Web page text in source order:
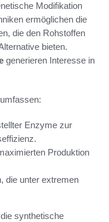
Modifikation
ermöglichen die
die den Rohstoffen
bieten.
generieren Interesse in
Enzyme zur
Produktion
die unter extremen
synthetische